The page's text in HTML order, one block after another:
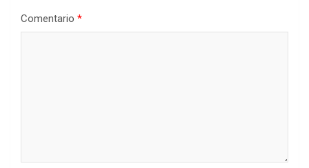
Comentario *